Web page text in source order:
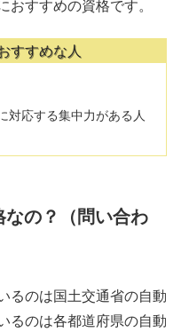
すすめの資格です。
すすめな人
対応する集中力がある人
の？（問い合わ
るのは国土交通省の自動
るのは各都道府県の自動